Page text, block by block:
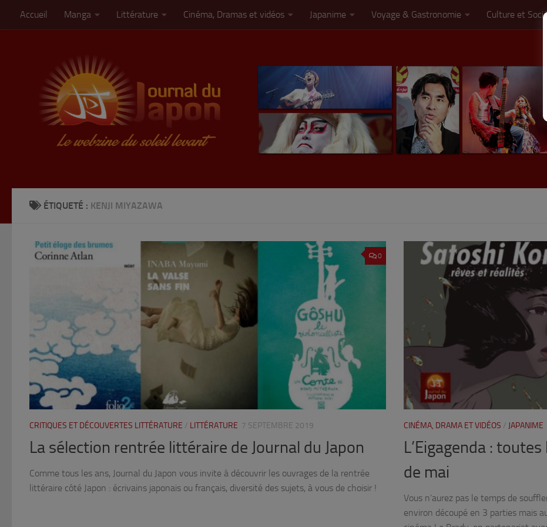
Skip to content
Accueil Manga Littérature Cinéma, Dramas et vidéos Japanime Voyage & Gastronomie Culture et
ÉTIQUETÉ : KENJI MIYAZAWA
0
CRITIQUES ET DÉCOUVERTES LITTÉRATURE / LITTÉRATURE 7 SEPTEMBRE 2019
La sélection rentrée littéraire de Journal du Japon
Comme tous les ans, Journal du Japon vous invite à découvrir les ouvrages de la rentrée
littéraire côté Japon : écrivains japonais ou français, diversité des sujets, à vous de choisir !
CINÉMA, DRAMA ET VIDÉOS / JAPANIME
L’Eigagenda :
de mai
Vous n’aurez pas le temps de
environ découpé en 3 parties mais